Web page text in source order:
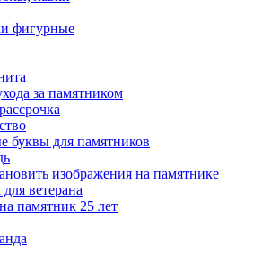
фигурные
за памятником
буквы для памятников
изображения на памятнике
ветерана
памятник 25 лет